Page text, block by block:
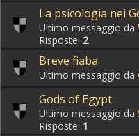
La psicologia nei
Ultimo messaggio da
Risposte: 2
Breve fiaba
Ultimo messaggio da
Gods of Egypt
Ultimo messaggio da
Risposte: 1